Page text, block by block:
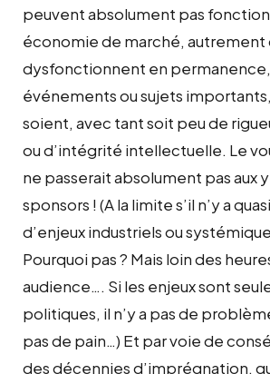
peuvent absolument pas
économie de marché, autrement
dysfonctionnent en permanence,
événements ou sujets importants,
soient, avec tant soit peu de
ou d’intégrité intellectuelle. Le
ne passerait absolument pas aux
sponsors ! (A la limite s’il n’y a
d’enjeux industriels ou
Pourquoi pas ? Mais loin des
audience…. Si les enjeux sont
politiques, il n’y a pas de
pas de pain…) Et par voie de
des décennies d’imprégnation,